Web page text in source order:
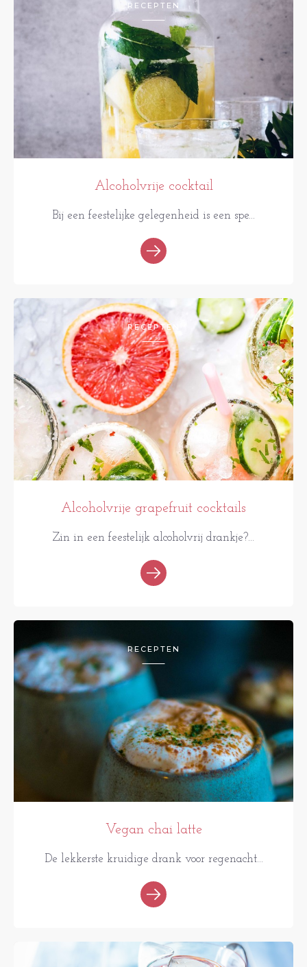
RECEPTEN
Alcoholvrije cocktail
Bij een feestelijke gelegenheid is een spe...
RECEPTEN
Alcoholvrije grapefruit cocktails
Zin in een feestelijk alcoholvrij drankje?...
RECEPTEN
Vegan chai latte
De lekkerste kruidige drank voor regenacht...